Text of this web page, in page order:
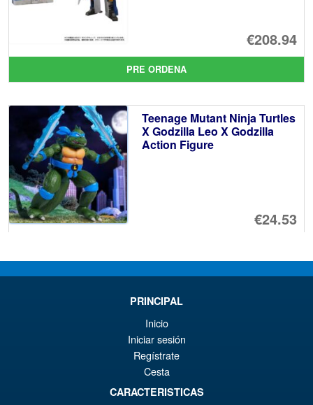
€208.94
PRE ORDENA
Teenage Mutant Ninja Turtles
X Godzilla Leo X Godzilla
Action Figure
€24.53
Microman LegacySoul T-
Spark Microman Acroyear 2
Action Figure 3 Pack
PRINCIPAL
Inicio
Iniciar sesión
Regístrate
Cesta
CARACTERISTICAS